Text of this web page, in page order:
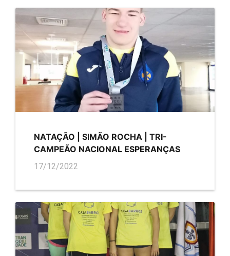
NATAÇÃO | SIMÃO ROCHA | TRI-
CAMPEÃO NACIONAL ESPERANÇAS
17/12/2022